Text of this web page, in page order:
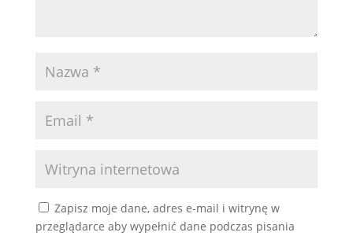
Zapisz moje dane, adres e-mail i witrynę w
przeglądarce aby wypełnić dane podczas pisania